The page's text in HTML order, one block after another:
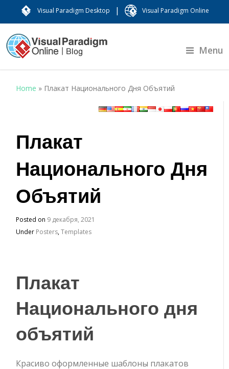
Visual Paradigm Desktop | Visual Paradigm Online
Menu
Home » Плакат Национального Дня Объятий
Плакат
Национального Дня
Объятий
Posted on 9 декабря, 2021
Under Posters,Templates
Плакат
Национального дня
объятий
Красиво оформленные шаблоны плакатов